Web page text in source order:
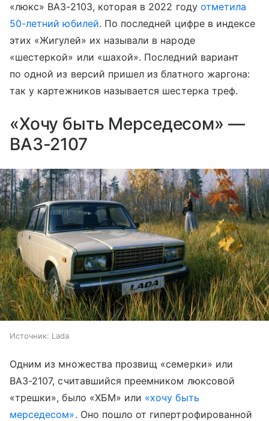
«люкс» ВАЗ-2103, которая в 2022 году отметила
50-летний юбилей. По последней цифре в индексе
этих «Жигулей» их называли в народе
«шестеркой» или «шахой». Последний вариант
по одной из версий пришел из блатного жаргона:
так у картежников называется шестерка треф.
«Хочу быть Мерседесом» —
ВАЗ-2107
Источник: Lada
Одним из множества прозвищ «семерки» или
ВАЗ-2107, считавшийся преемником люксовой
«трешки», было «ХБМ» или «хочу быть
мерседесом». Оно пошло от гипертрофированной